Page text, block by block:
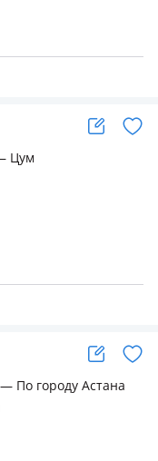
Цум
По городу Астана